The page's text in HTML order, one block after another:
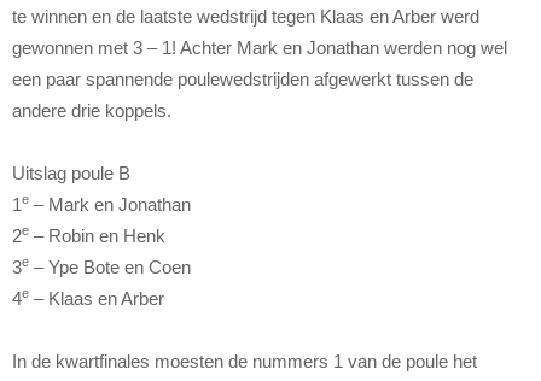
te winnen en de laatste wedstrijd tegen Klaas en Arber werd
gewonnen met 3 – 1! Achter Mark en Jonathan werden nog wel
een paar spannende poulewedstrijden afgewerkt tussen de
andere drie koppels.
Uitslag poule B
1e – Mark en Jonathan
2e – Robin en Henk
3e – Ype Bote en Coen
4e – Klaas en Arber
In de kwartfinales moesten de nummers 1 van de poule het